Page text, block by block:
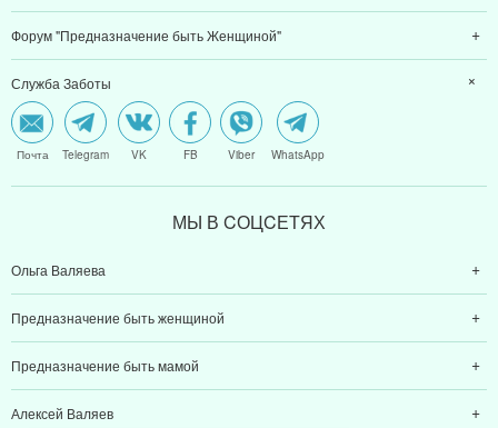
Форум "Предназначение быть Женщиной"
Служба Заботы
Почта Telegram VK FB Viber WhatsApp
МЫ В CОЦCЕТЯХ
Ольга Валяева
Предназначение быть женщиной
Предназначение быть мамой
Алексей Валяев